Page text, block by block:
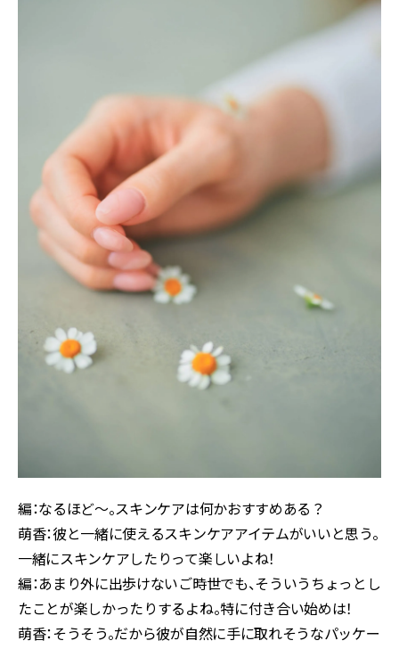
編：なるほど〜。スキンケアは何かおすすめある？
萌香：彼と一緒に使えるスキンケアアイテムがいいと思う。
一緒にスキンケアしたりって楽しいよね！
編：あまり外に出歩けないご時世でも、そういうちょっとし
たことが楽しかったりするよね。特に付き合い始めは！
萌香：そうそう。だから彼が自然に手に取れそうなパッケー